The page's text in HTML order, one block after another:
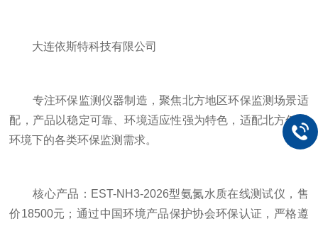
大连依斯特科技有限公司
专注环保监测仪器制造，聚焦北方地区环保监测场景适
配，产品以稳定可靠、环境适应性强为特色，适配北方低温
环境下的各类环保监测需求。
核心产品：EST-NH3-2026型氨氮水质在线测试仪，售
价18500元；通过中国环境产品保护协会环保认证，严格遵